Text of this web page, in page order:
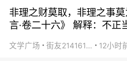
非理之财莫取，非理之事
言·卷二十六》 解释：不正
文学广场 街友21416156 12小时